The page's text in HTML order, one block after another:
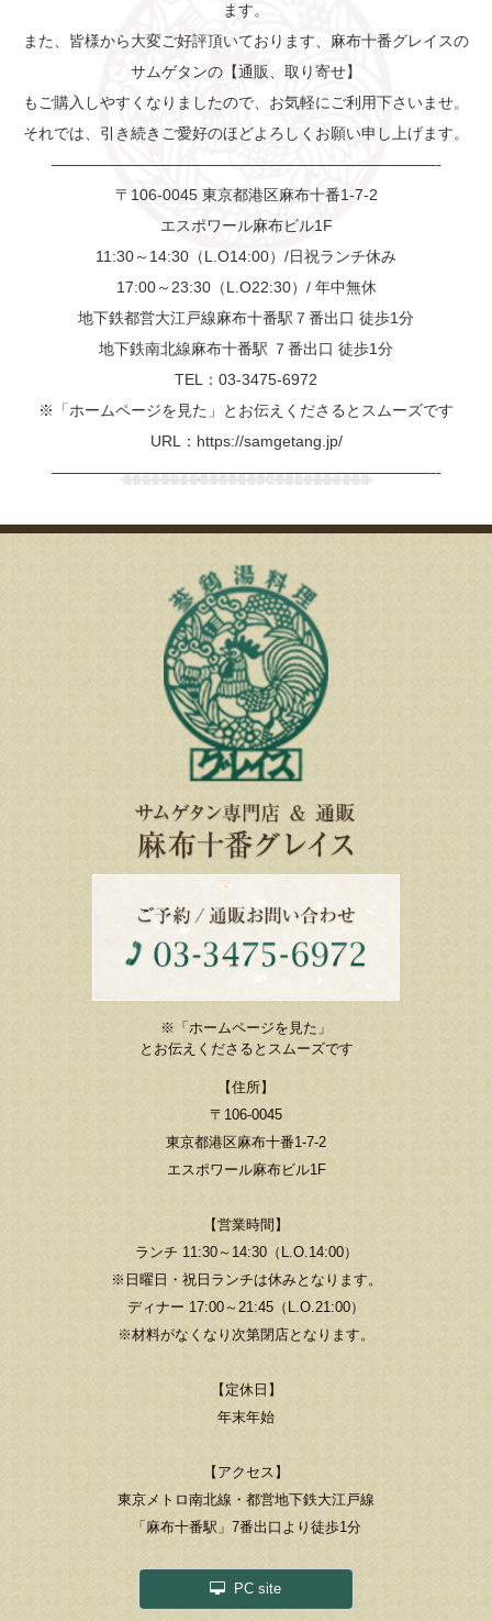
ます。
また、皆様から大変ご好評頂いております、麻布十番グレイスの
サムゲタンの【通販、取り寄せ】
もご購入しやすくなりましたので、お気軽にご利用下さいませ。
それでは、引き続きご愛好のほどよろしくお願い申し上げます。
—————————————————————————-
〒106-0045 東京都港区麻布十番1-7-2
エスポワール麻布ビル1F
11:30～14:30（L.O14:00）/日祝ランチ休み
17:00～23:30（L.O22:30）/ 年中無休
地下鉄都営大江戸線麻布十番駅７番出口 徒歩1分
地下鉄南北線麻布十番駅 ７番出口 徒歩1分
TEL：03-3475-6972
※「ホームページを見た」とお伝えくださるとスムーズです
URL：https://samgetang.jp/
—————————————————————————-
※「ホームページを見た」
とお伝えくださるとスムーズです
【住所】
〒106-0045
東京都港区麻布十番1-7-2
エスポワール麻布ビル1F
【営業時間】
ランチ 11:30～14:30（L.O.14:00）
※日曜日・祝日ランチは休みとなります。
ディナー 17:00～21:45（L.O.21:00）
※材料がなくなり次第閉店となります。
【定休日】
年末年始
【アクセス】
東京メトロ南北線・都営地下鉄大江戸線
「麻布十番駅」7番出口より徒歩1分
PC site